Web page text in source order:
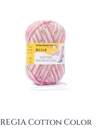
REGIA Cotton Color